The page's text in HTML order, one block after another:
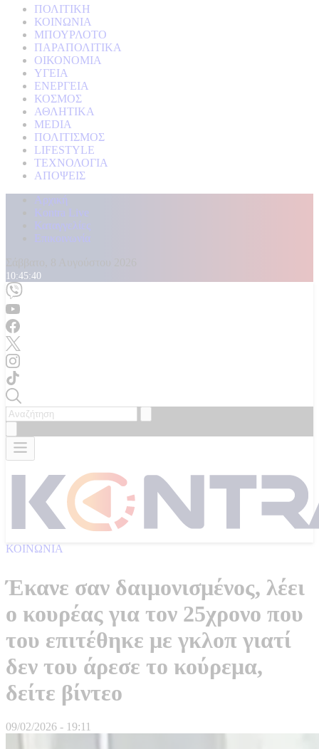
ΠΟΛΙΤΙΚΗ
ΚΟΙΝΩΝΙΑ
ΜΠΟΥΡΛΟΤΟ
ΠΑΡΑΠΟΛΙΤΙΚΑ
ΟΙΚΟΝΟΜΙΑ
ΥΓΕΙΑ
ΕΝΕΡΓΕΙΑ
ΚΟΣΜΟΣ
ΑΘΛΗΤΙΚΑ
MEDIA
ΠΟΛΙΤΙΣΜΟΣ
LIFESTYLE
ΤΕΧΝΟΛΟΓΙΑ
ΑΠΟΨΕΙΣ
Αρχική
Kontra Live
Καταγγελίες
Επικοινωνία
10:45:42
ΚΟΙΝΩΝΙΑ
Έκανε σαν δαιμονισμένος, λέει
ο κουρέας για τον 25χρονο που
του επιτέθηκε με γκλοπ γιατί
δεν του άρεσε το κούρεμα,
δείτε βίντεο
09/02/2026 - 19:11